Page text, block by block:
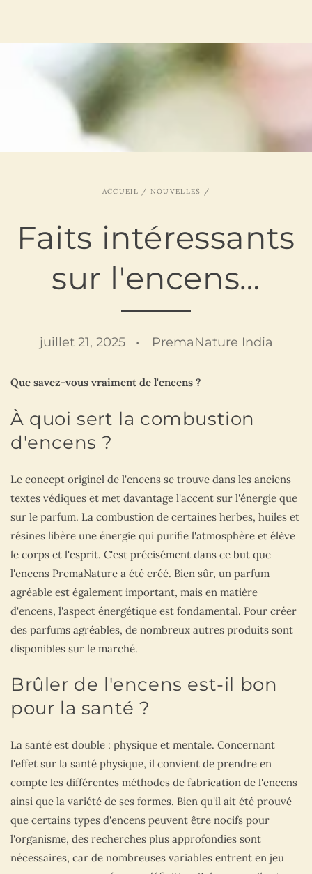
ACCUEIL / NOUVELLES /
Faits intéressants
sur l'encens…
juillet 21, 2025 PremaNature India
Que savez-vous vraiment de l'encens ?
À quoi sert la combustion
d'encens ?
Le concept originel de l'encens se trouve dans les anciens
textes védiques et met davantage l'accent sur l'énergie que
sur le parfum. La combustion de certaines herbes, huiles et
résines libère une énergie qui purifie l'atmosphère et élève
le corps et l'esprit. C'est précisément dans ce but que
l'encens PremaNature a été créé. Bien sûr, un parfum
agréable est également important, mais en matière
d'encens, l'aspect énergétique est fondamental. Pour créer
des parfums agréables, de nombreux autres produits sont
disponibles sur le marché.
Brûler de l'encens est-il bon
pour la santé ?
La santé est double : physique et mentale. Concernant
l'effet sur la santé physique, il convient de prendre en
compte les différentes méthodes de fabrication de l'encens
ainsi que la variété de ses formes. Bien qu'il ait été prouvé
que certains types d'encens peuvent être nocifs pour
l'organisme, des recherches plus approfondies sont
nécessaires, car de nombreuses variables entrent en jeu